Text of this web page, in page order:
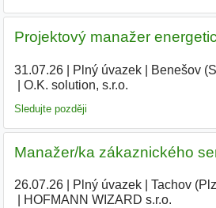
Projektový manažer
31.07.26| Plný úvazek| Benešov
O.K. solution, s.r.o.
Sledujte později
Manažer/ka zákaznického
26.07.26| Plný úvazek| Tachov
HOFMANN WIZARD s.r.o.